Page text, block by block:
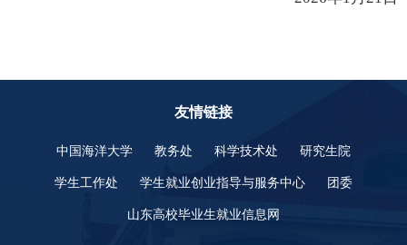
友情链接
中国海洋大学 教务处 科学技术处 研究生院
学生工作处 学生就业创业指导与服务中心 团委
山东高校毕业生就业信息网